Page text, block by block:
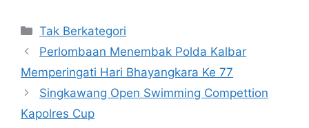
Kategori
Tak Berkategori
Perlombaan Menembak Polda Kalbar
Memperingati Hari Bhayangkara Ke 77
Singkawang Open Swimming Compettion
Kapolres Cup